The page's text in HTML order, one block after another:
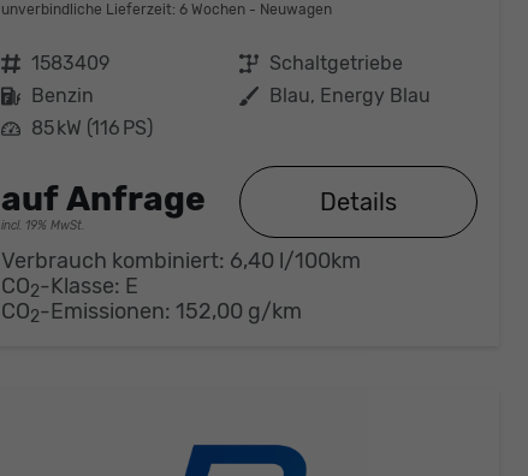
unverbindliche Lieferzeit: 6 Wochen Neuwagen
Fahrzeugnr. 1583409 Getriebe Schaltgetriebe
Kraftstoff
Benzin Außenfarbe
Blau, Energy Blau
Leistung 85 kW (116 PS)
auf Anfrage
incl. 19% MwSt.
Details
Verbrauch kombiniert: 6,40 l/100km
CO2-Klasse: E
CO2-Emissionen: 152,00 g/km